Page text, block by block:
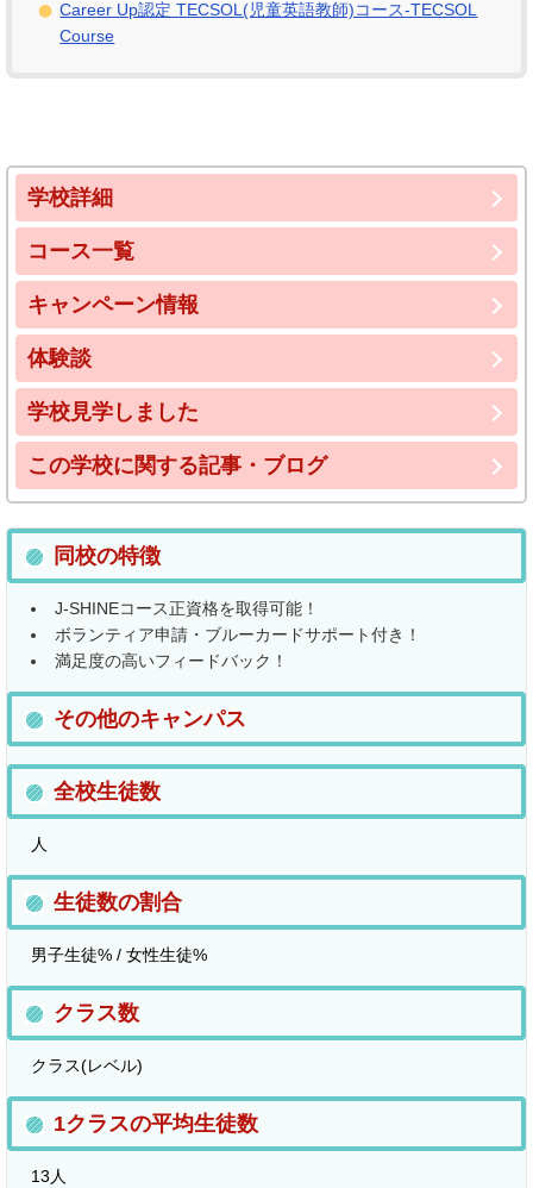
Career Up認定 TECSOL(児童英語教師)コース-TECSOL
Course
学校詳細
コース一覧
キャンペーン情報
体験談
学校見学しました
この学校に関する記事・ブログ
同校の特徴
J-SHINEコース正資格を取得可能！
ボランティア申請・ブルーカードサポート付き！
満足度の高いフィードバック！
その他のキャンパス
全校生徒数
人
生徒数の割合
男子生徒% / 女性生徒%
クラス数
クラス(レベル)
1クラスの平均生徒数
13人